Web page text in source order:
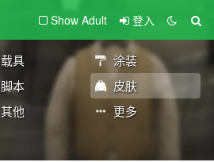
Show Adult 登入
载具
涂装
脚本
皮肤
其他 更多